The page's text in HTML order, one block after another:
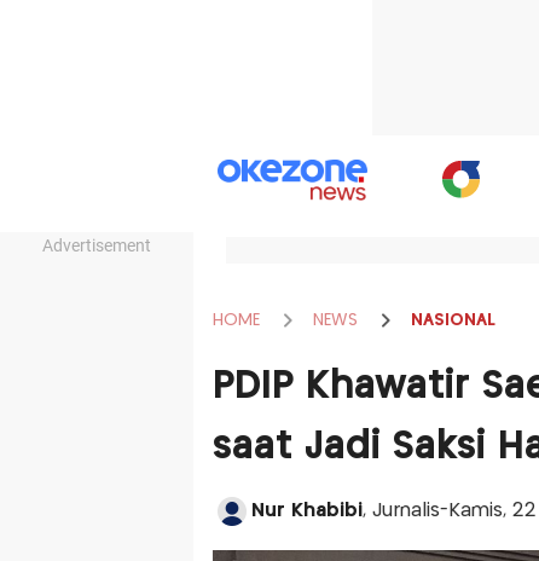
Advertisement
HOME NEWS NASIONAL
PDIP Khawatir
saat Jadi Saksi
Nur Khabibi, Jurnalis-Kamis, 22